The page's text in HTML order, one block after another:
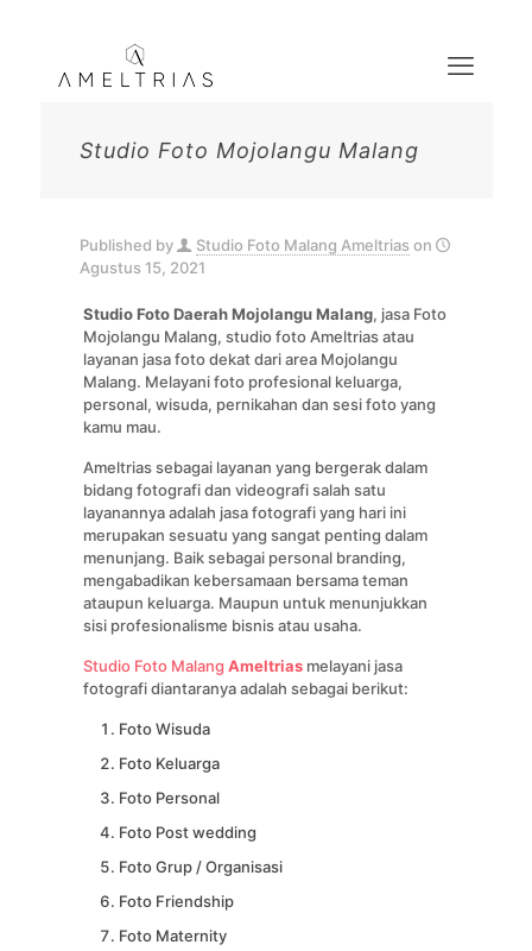
Studio Foto Mojolangu Malang
Published by Studio Foto Malang Ameltrias on
Agustus 15, 2021
Studio Foto Daerah Mojolangu Malang, jasa Foto
Mojolangu Malang, studio foto Ameltrias atau
layanan jasa foto dekat dari area Mojolangu
Malang. Melayani foto profesional keluarga,
personal, wisuda, pernikahan dan sesi foto yang
kamu mau.
Ameltrias sebagai layanan yang bergerak dalam
bidang fotografi dan videografi salah satu
layanannya adalah jasa fotografi yang hari ini
merupakan sesuatu yang sangat penting dalam
menunjang. Baik sebagai personal branding,
mengabadikan kebersamaan bersama teman
ataupun keluarga. Maupun untuk menunjukkan
sisi profesionalisme bisnis atau usaha.
Studio Foto Malang Ameltriasmelayani jasa
fotografi diantaranya adalah sebagai berikut:
Foto Wisuda
Foto Keluarga
Foto Personal
Foto Post wedding
Foto Grup / Organisasi
Foto Friendship
Foto Maternity